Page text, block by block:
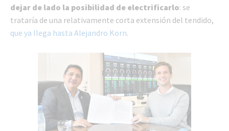
dejar de lado la posibilidad de electrificarlo: se
trataría de una relativamente corta extensión del tendido,
que ya llega hasta Alejandro Korn.